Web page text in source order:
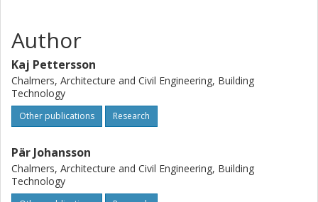
Author
Kaj Pettersson
Chalmers, Architecture and Civil Engineering, Building
Technology
Other publications Research
Pär Johansson
Chalmers, Architecture and Civil Engineering, Building
Technology